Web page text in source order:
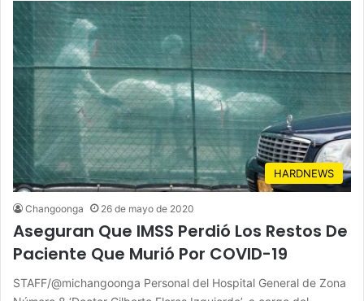
HARDNEWS
Changoonga 26 de mayo de 2020
Aseguran Que IMSS Perdió Los Restos De
Paciente Que Murió Por COVID-19
STAFF/@michangoonga Personal del Hospital General de Zona